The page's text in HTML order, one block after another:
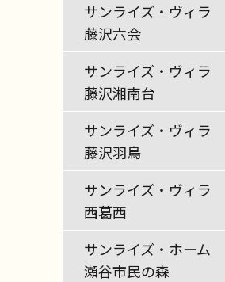
サンライズ・ヴィラ
藤沢六会
サンライズ・ヴィラ
藤沢湘南台
サンライズ・ヴィラ
藤沢羽鳥
サンライズ・ヴィラ
西葛西
サンライズ・ホーム
瀬谷市民の森